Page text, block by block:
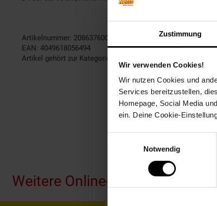
Zustimmung
Wir verwenden Cookies!
Wir nutzen Cookies und
Services bereitzustellen,
Homepage, Social Media
ein. Deine Cookie-
Notwendig
Artikelnummer: 2086376000
EAN: 4049618056494
Artikel gehört zur Kategorie:
Weitere Online-Angebote